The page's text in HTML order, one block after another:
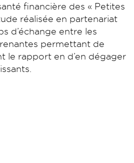
financière des « Petites
réalisée en partenariat
d’échange entre les
permettant de
le rapport en d’en dégager